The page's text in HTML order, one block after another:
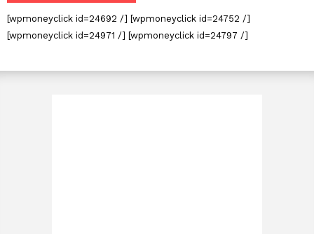
[wpmoneyclick id=24692 /] [wpmoneyclick id=24752 /]
[wpmoneyclick id=24971 /] [wpmoneyclick id=24797 /]